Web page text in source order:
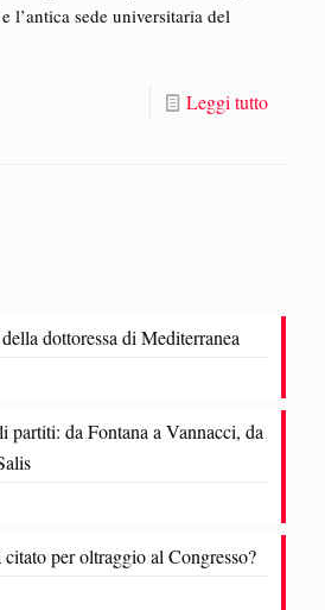
l’antica sede universitaria del
Leggi tutto
dottoressa di Mediterranea
partiti: da Fontana a Vannacci, da
per oltraggio al Congresso?